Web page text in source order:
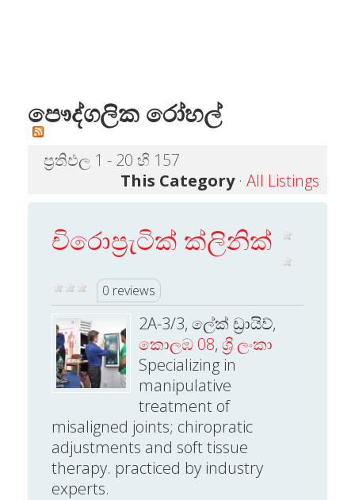
පෞද්ගලික රෝහල්
ප්‍රතිඵල 1 - 20 හි 157
This Category· All Listings
චිරොප්‍රැටික් ක්ලිනික්
0 reviews
2A-3/3, ලේක් ඩ්‍රායිව්,
කොලඹ 08, ශ්‍රි ලංකා
Specializing in
manipulative
treatment of
misaligned joints; chiropratic
adjustments and soft tissue
therapy. practiced by industry
experts.